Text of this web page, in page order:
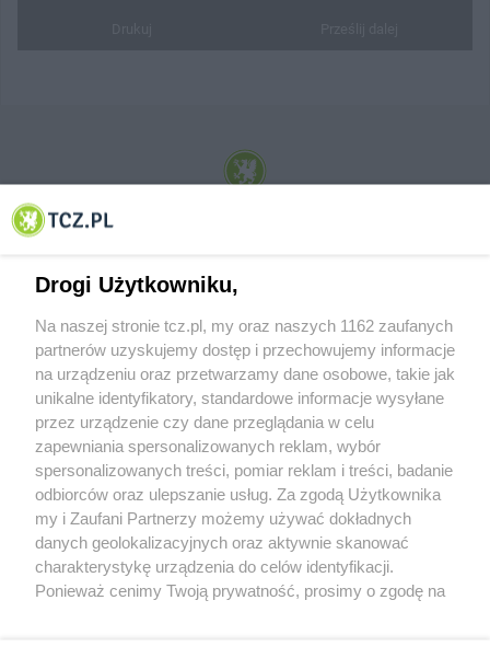
© 2001-2026 Tczew - TCZ.PL Sp. z o.o. Internetowy Serwis Informacyjny Miasta
O FIRMIE POLITYKA PRYWATNOŚCI HOSTING
REKLAMA WSPÓŁPRACA RSS FACEBOOK KONTAKT
Nasze serwisy
Aktualności
Tcz24
Muzyka i kultura
Archiwum wydarzeń
Drogi Użytkowniku,
Na naszej stronie tcz.pl, my oraz naszych 1162 zaufanych
partnerów uzyskujemy dostęp i przechowujemy informacje
na urządzeniu oraz przetwarzamy dane osobowe, takie jak
unikalne identyfikatory, standardowe informacje wysyłane
przez urządzenie czy dane przeglądania w celu
zapewniania spersonalizowanych reklam, wybór
spersonalizowanych treści, pomiar reklam i treści, badanie
odbiorców oraz ulepszanie usług. Za zgodą Użytkownika
my i Zaufani Partnerzy możemy używać dokładnych
danych geolokalizacyjnych oraz aktywnie skanować
charakterystykę urządzenia do celów identyfikacji.
Ponieważ cenimy Twoją prywatność, prosimy o zgodę na